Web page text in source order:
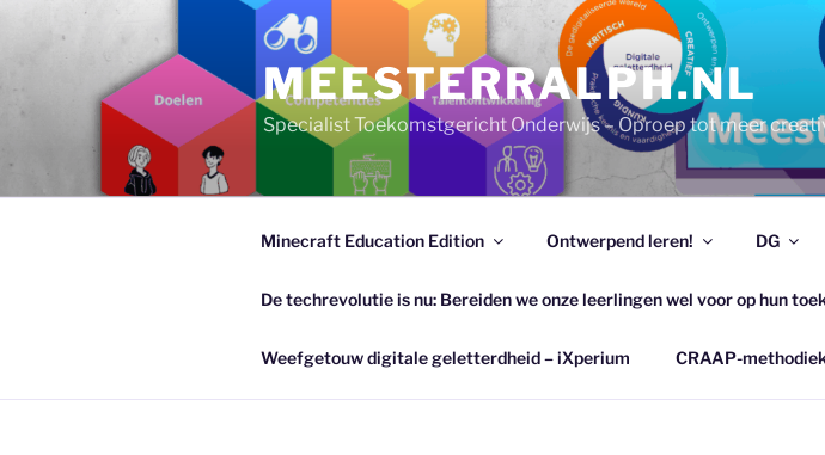
MEESTERRALPH.NL
Specialist Toekomstgericht Onderwijs – Oproep tot meer
Minecraft Education Edition Ontwerpend leren! DG
De techrevolutie is nu: Bereiden we onze leerlingen wel voor op hun
Weefgetouw digitale geletterdheid – iXperium CRAAP-